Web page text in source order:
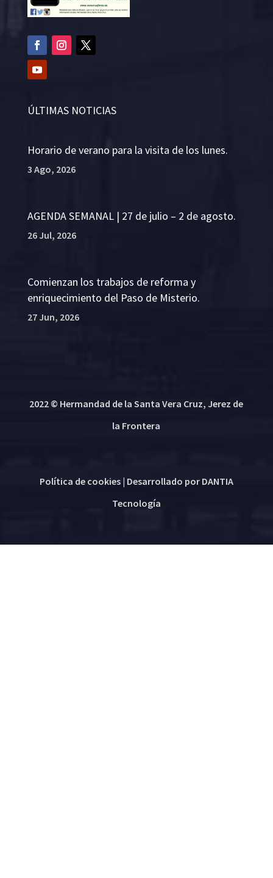
ÚLTIMAS NOTICIAS
Horario de verano para la visita de los lunes.
3 Ago, 2026
AGENDA SEMANAL | 27 de julio – 2 de agosto.
26 Jul, 2026
Comienzan los trabajos de reforma y
enriquecimiento del Paso de Misterio.
27 Jun, 2026
2022 © Hermandad de la Santa Vera Cruz, Jerez de
la Frontera
Política de cookies| Desarrollado por DANTIA
Tecnología